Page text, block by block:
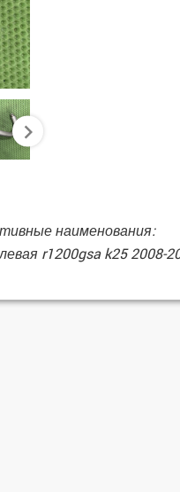
next
наименования:
r1200gsa k25 2008-